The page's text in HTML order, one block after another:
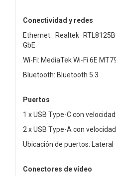
Conectividad y redes
Ethernet: Realtek
GbE
Wi-Fi: MediaTek Wi-Fi 6E
Bluetooth: Bluetooth 5.3
Puertos
1 x USB Type-C con
2 x USB Type-A con
Ubicación de puertos: Lateral
Conectores de vídeo